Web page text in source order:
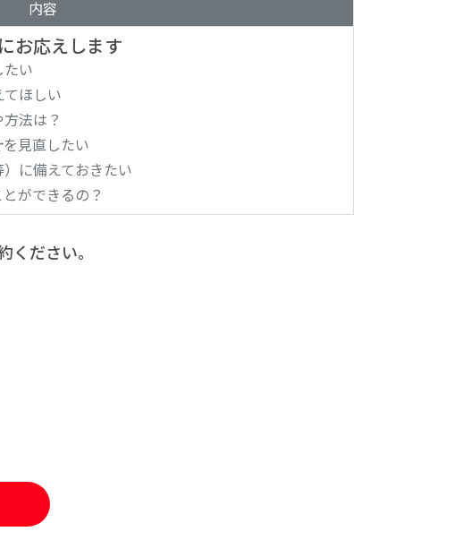
内容
お応えします
い
ほしい
法は？
見直したい
に備えておきたい
ができるの？
ださい。